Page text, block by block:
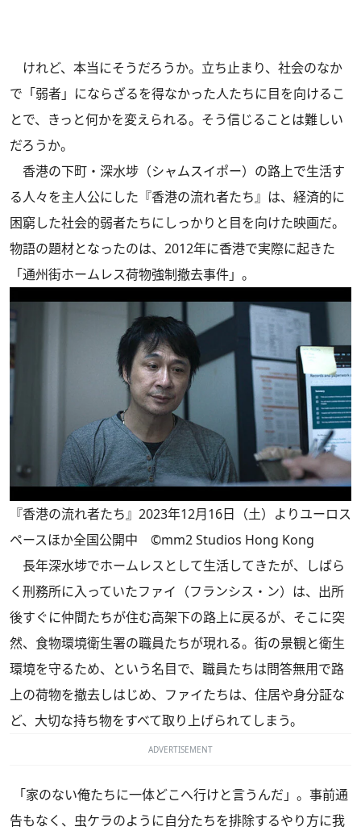
けれど、本当にそうだろうか。立ち止まり、社会のなか
で「弱者」にならざるを得なかった人たちに目を向けるこ
とで、きっと何かを変えられる。そう信じることは難しい
だろうか。
香港の下町・深水埗（シャムスイポー）の路上で生活す
る人々を主人公にした『香港の流れ者たち』は、経済的に
困窮した社会的弱者たちにしっかりと目を向けた映画だ。
物語の題材となったのは、2012年に香港で実際に起きた
「通州街ホームレス荷物強制撤去事件」。
『香港の流れ者たち』2023年12月16日（土）よりユーロス
ペースほか全国公開中 ©mm2 Studios Hong Kong
長年深水埗でホームレスとして生活してきたが、しばら
く刑務所に入っていたファイ（フランシス・ン）は、出所
後すぐに仲間たちが住む高架下の路上に戻るが、そこに突
然、食物環境衛生署の職員たちが現れる。街の景観と衛生
環境を守るため、という名目で、職員たちは問答無用で路
上の荷物を撤去しはじめ、ファイたちは、住居や身分証な
ど、大切な持ち物をすべて取り上げられてしまう。
ADVERTISEMENT
「家のない俺たちに一体どこへ行けと言うんだ」。事前通
告もなく、虫ケラのように自分たちを排除するやり方に我